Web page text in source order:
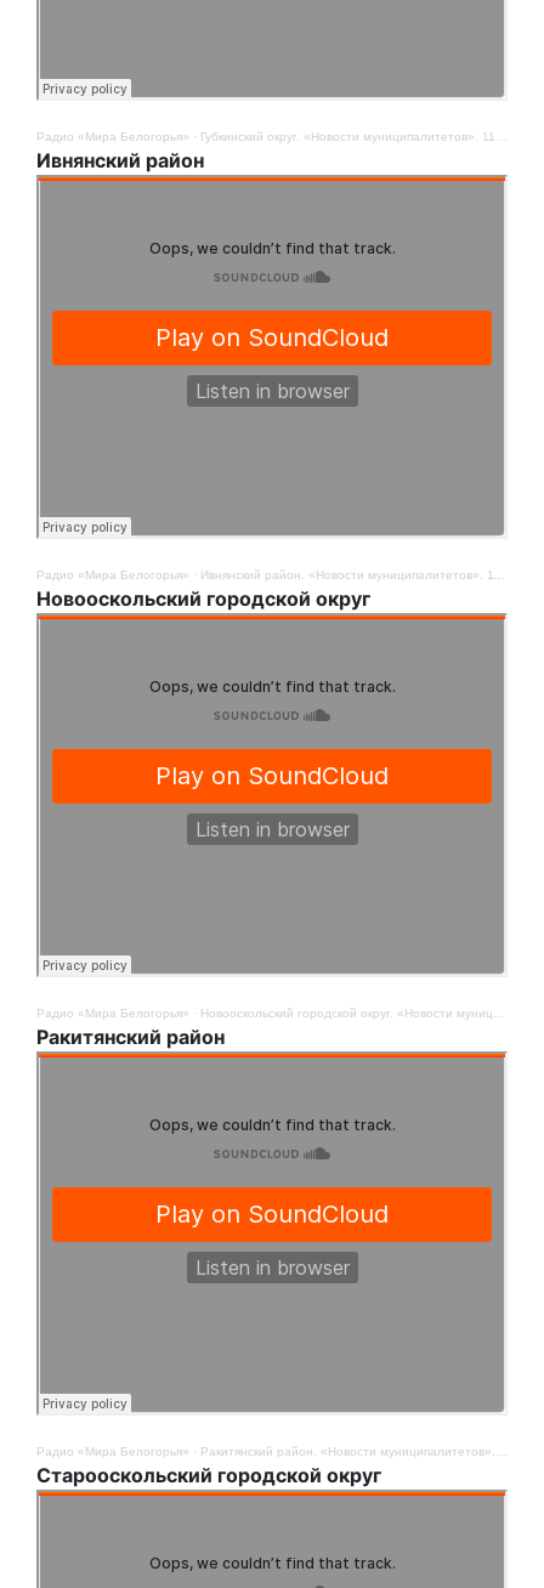
Радио «Мира Белогорья» · Губкинский округ. «Новости муниципалитетов». 11 ноября
Ивнянский район
Радио «Мира Белогорья» · Ивнянский район. «Новости муниципалитетов». 11 ноября
Новооскольский городской округ
Радио «Мира Белогорья» · Новооскольский городской округ. «Новости муниципалитетов». 11 ноября
Ракитянский район
Радио «Мира Белогорья» · Ракитянский район. «Новости муниципалитетов». 11 ноября
Старооскольский городской округ